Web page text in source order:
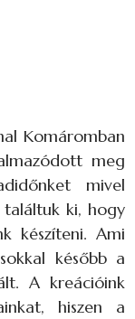
Komáromban
meg
mivel
találtuk ki, hogy
készíteni. Ami
később a
A kreációink
hiszen a